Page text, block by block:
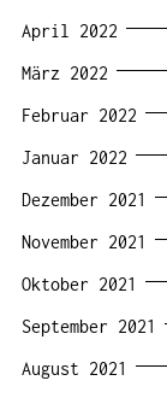
April 2022
März 2022
Februar 2022
Januar 2022
Dezember 2021
November 2021
Oktober 2021
September 2021
August 2021